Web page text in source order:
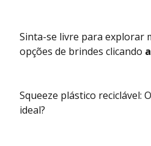
Sinta-se livre para explorar
opções de brindes clicando
Squeeze plástico reciclável:
ideal?